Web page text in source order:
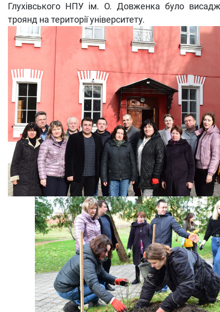
Глухівського НПУ ім. О. Довженка було
троянд на території університету.